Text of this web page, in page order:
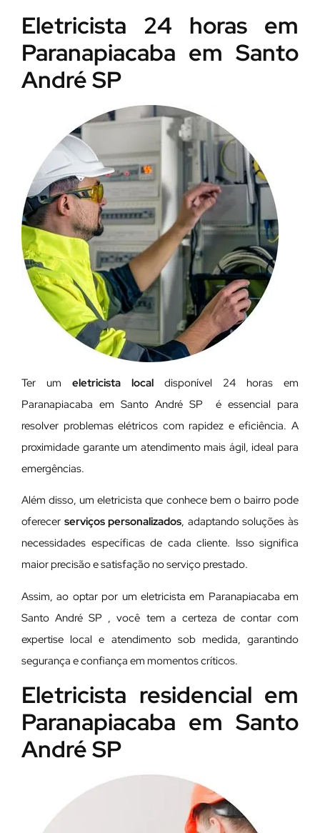
Eletricista 24 horas em
Paranapiacaba em Santo
André SP
Ter um eletricista local disponível 24 horas em
Paranapiacaba em Santo André SP é essencial para
resolver problemas elétricos com rapidez e eficiência. A
proximidade garante um atendimento mais ágil, ideal para
emergências.
Além disso, um eletricista que conhece bem o bairro pode
oferecer serviços personalizados, adaptando soluções às
necessidades específicas de cada cliente. Isso significa
maior precisão e satisfação no serviço prestado.
Assim, ao optar por um eletricista em Paranapiacaba em
Santo André SP , você tem a certeza de contar com
expertise local e atendimento sob medida, garantindo
segurança e confiança em momentos críticos.
Eletricista residencial em
Paranapiacaba em Santo
André SP